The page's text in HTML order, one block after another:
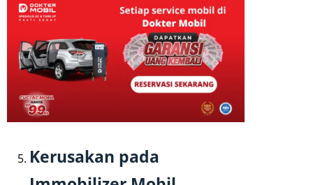
Kerusakan pada